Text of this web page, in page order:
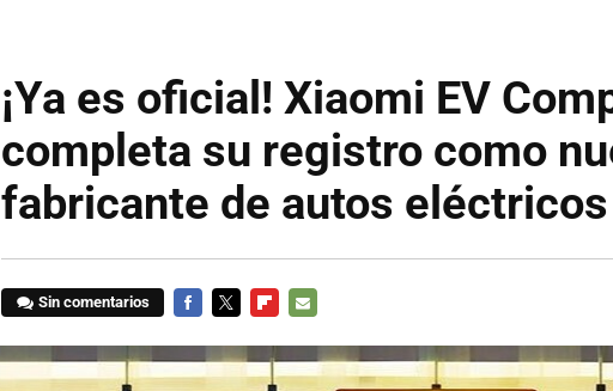
¡Ya es oficial! Xiaomi EV
completa su registro como
fabricante de autos eléctricos
Sin comentarios
MAIL